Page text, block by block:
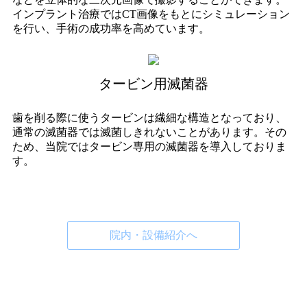
インプラント治療ではCT画像をもとにシミュレーション
を行い、手術の成功率を高めています。
タービン用滅菌器
歯を削る際に使うタービンは繊細な構造となっており、
通常の滅菌器では滅菌しきれないことがあります。その
ため、当院ではタービン専用の滅菌器を導入しておりま
す。
院内・設備紹介へ